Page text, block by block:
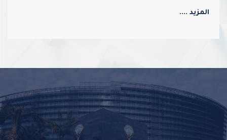
المزيد ....